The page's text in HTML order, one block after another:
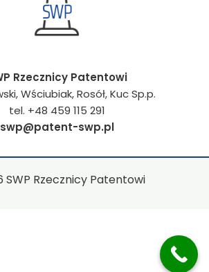
Rzecznicy Patentowi
Wściubiak, Rosół, Kuc Sp.p.
tel. +48 459 115 291
swp@patent-swp.pl
SWP Rzecznicy Patentowi